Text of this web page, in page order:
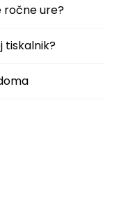
ročne ure?
tiskalnik?